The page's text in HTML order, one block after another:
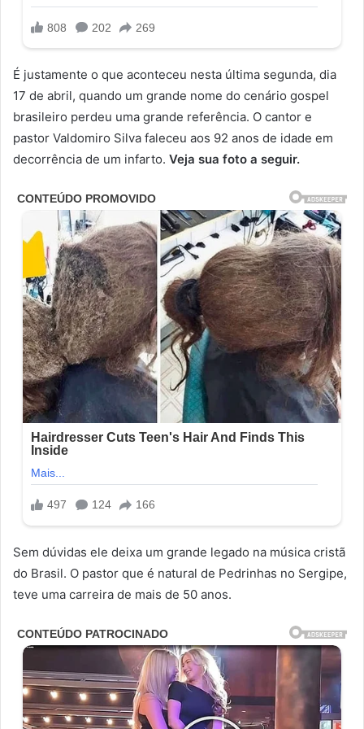
É justamente o que aconteceu nesta última segunda, dia
17 de abril, quando um grande nome do cenário gospel
brasileiro perdeu uma grande referência. O cantor e
pastor Valdomiro Silva faleceu aos 92 anos de idade em
decorrência de um infarto. Veja sua foto a seguir.
Sem dúvidas ele deixa um grande legado na música cristã
do Brasil. O pastor que é natural de Pedrinhas no Sergipe,
teve uma carreira de mais de 50 anos.